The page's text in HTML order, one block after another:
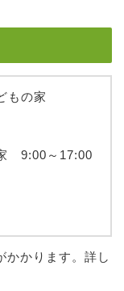
もの家
9:00～17:00
かかります。詳し